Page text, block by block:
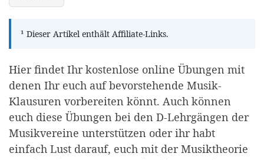
¹ Dieser Artikel enthält Affiliate-Links.
Hier findet Ihr kostenlose online Übungen mit
denen Ihr euch auf bevorstehende Musik-
Klausuren vorbereiten könnt. Auch können
euch diese Übungen bei den D-Lehrgängen der
Musikvereine unterstützen oder ihr habt
einfach Lust darauf, euch mit der Musiktheorie